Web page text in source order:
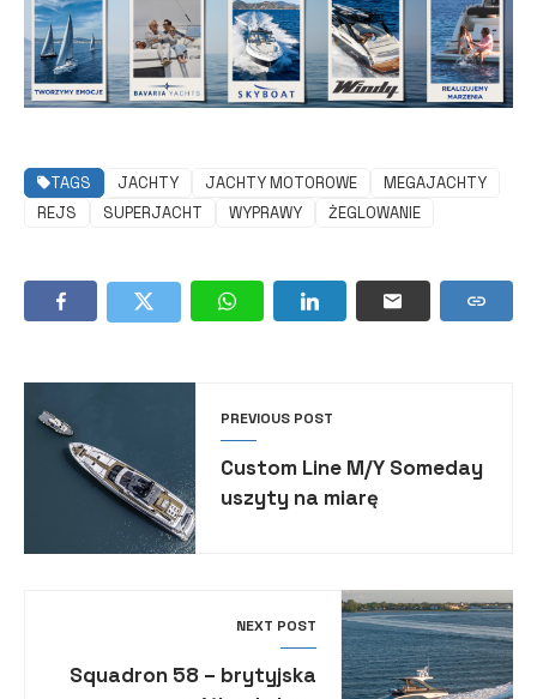
TAGS JACHTY JACHTY MOTOROWE
MEGAJACHTY
REJS
SUPERJACHT WYPRAWY ŻEGLOWANIE
PREVIOUS POST
Custom Line M/Y Someday
uszyty na miarę
NEXT POST
Squadron 58 – brytyjska